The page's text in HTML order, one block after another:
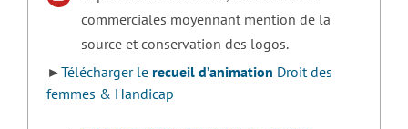
commerciales moyennant mention de la
source et conservation des logos.
►Télécharger le recueil d’animation Droit des
femmes & Handicap